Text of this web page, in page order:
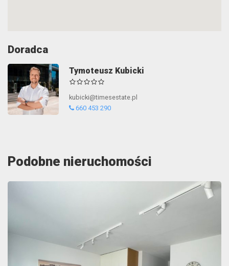
Doradca
Tymoteusz Kubicki
kubicki@timesestate.pl
660 453 290
Podobne nieruchomości